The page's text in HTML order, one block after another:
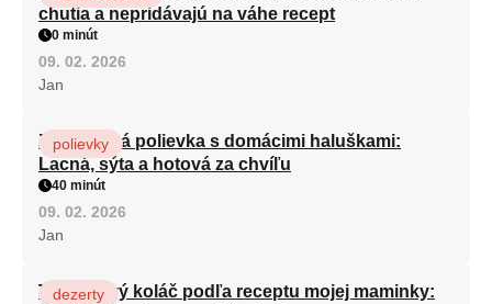
chutia a nepridávajú na váhe recept
0 minút
09. 02. 2026
Jan
Zeleninová polievka s domácimi haluškami:
Lacná, sýta a hotová za chvíľu
polievky
40 minút
09. 02. 2026
Jan
Tvarohový koláč podľa receptu mojej maminky:
dezerty